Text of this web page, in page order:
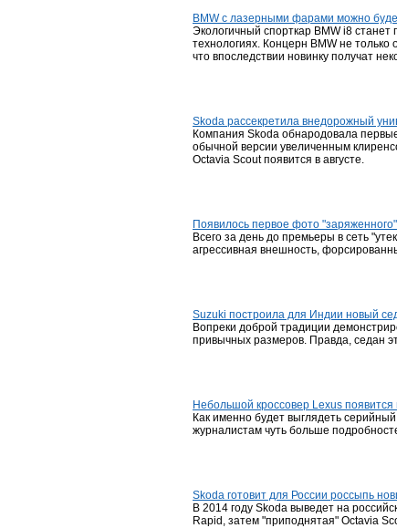
BMW с лазерными фарами можно
Экологичный спорткар BMW i8
технологиях. Концерн BMW не
что впоследствии новинку получат
Skoda рассекретила внедорожный
Компания Skoda обнародовала
обычной версии увеличенным
Octavia Scout появится в августе.
Появилось первое фото
Всего за день до премьеры в сеть
агрессивная внешность,
Suzuki построила для Индии новый
Вопреки доброй традиции
привычных размеров. Правда, седан
Небольшой кроссовер Lexus
Как именно будет выглядеть
журналистам чуть больше
Skoda готовит для России россыпь
В 2014 году Skoda выведет на
Rapid, затем "приподнятая" Octavia